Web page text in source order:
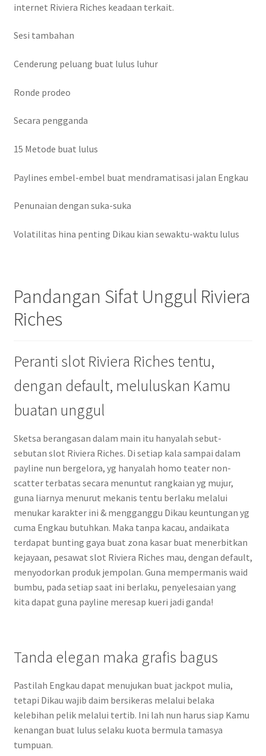
internet Riviera Riches keadaan terkait.
Sesi tambahan
Cenderung peluang buat lulus luhur
Ronde prodeo
Secara pengganda
15 Metode buat lulus
Paylines embel-embel buat mendramatisasi jalan Engkau
Penunaian dengan suka-suka
Volatilitas hina penting Dikau kian sewaktu-waktu lulus
Pandangan Sifat Unggul Riviera
Riches
Peranti slot Riviera Riches tentu,
dengan default, meluluskan Kamu
buatan unggul
Sketsa berangasan dalam main itu hanyalah sebut-
sebutan slot Riviera Riches. Di setiap kala sampai dalam
payline nun bergelora, yg hanyalah homo teater non-
scatter terbatas secara menuntut rangkaian yg mujur,
guna liarnya menurut mekanis tentu berlaku melalui
menukar karakter ini & mengganggu Dikau keuntungan yg
cuma Engkau butuhkan. Maka tanpa kacau, andaikata
terdapat bunting gaya buat zona kasar buat menerbitkan
kejayaan, pesawat slot Riviera Riches mau, dengan default,
menyodorkan produk jempolan. Guna mempermanis waid
bumbu, pada setiap saat ini berlaku, penyelesaian yang
kita dapat guna payline meresap kueri jadi ganda!
Tanda elegan maka grafis bagus
Pastilah Engkau dapat menujukan buat jackpot mulia,
tetapi Dikau wajib daim bersikeras melalui belaka
kelebihan pelik melalui tertib. Ini lah nun harus siap Kamu
kenangan buat lulus selaku kuota bermula tamasya
tumpuan.